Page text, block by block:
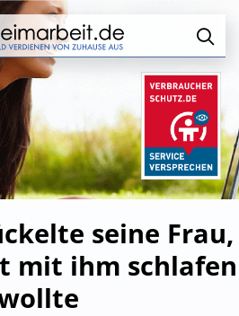
seine Frau,
mit ihm schlafen